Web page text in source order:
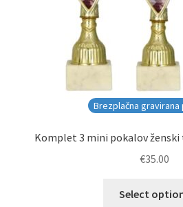
Brezplačna gravirana
Komplet 3 mini pokalov ženski
€35.00
Select